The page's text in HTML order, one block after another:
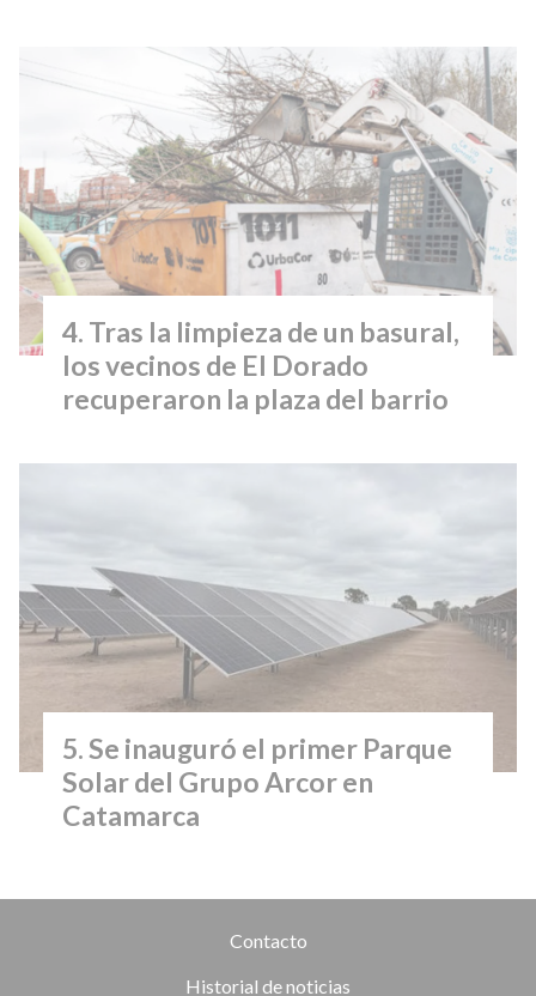
Tras la limpieza de un basural,
los vecinos de El Dorado
recuperaron la plaza del barrio
Se inauguró el primer Parque
Solar del Grupo Arcor en
Catamarca
Contacto
Historial de noticias